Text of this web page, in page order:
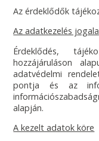
Az érdeklődők
Az adatkezelés
Érdeklődés,
hozzájáruláson
adatvédelmi
pontja és az
alapján.
A kezelt adatok köre